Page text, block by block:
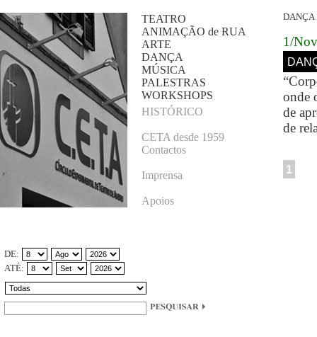
TEATRO
ANIMAÇÃO de RUA
ARTE
DANÇA
MÚSICA
PALESTRAS
WORKSHOPS
HISTÓRICO
CETA desde 1959
Contactos
Imprensa
Apoios
DE:
ATÉ:
DANÇA
1/
onde
de
de
1